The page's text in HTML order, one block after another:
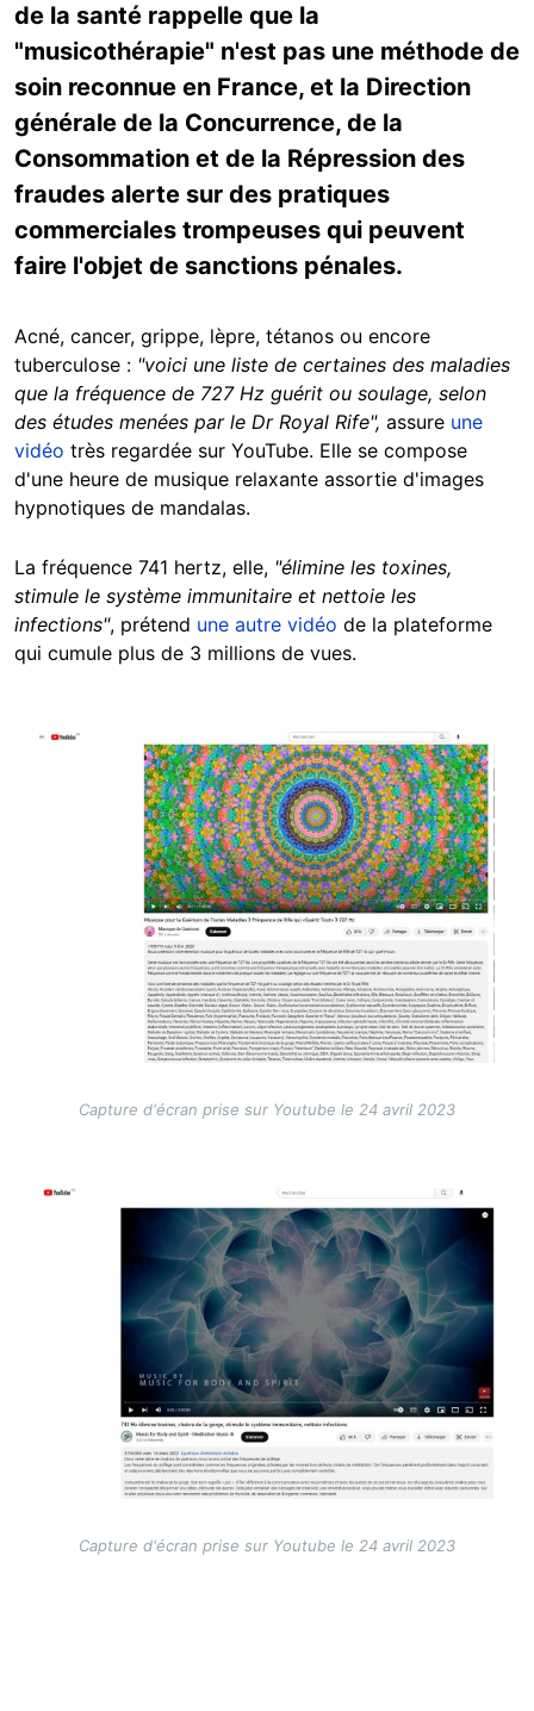
de la santé rappelle que la
"musicothérapie" n'est pas une méthode de
soin reconnue en France, et la Direction
générale de la Concurrence, de la
Consommation et de la Répression des
fraudes alerte sur des pratiques
commerciales trompeuses qui peuvent
faire l'objet de sanctions pénales.
Acné, cancer, grippe, lèpre, tétanos ou encore
tuberculose : "voici une liste de certaines des maladies
que la fréquence de 727 Hz guérit ou soulage, selon
des études menées par le Dr Royal Rife", assure une
vidéo très regardée sur YouTube. Elle se compose
d'une heure de musique relaxante assortie d'images
hypnotiques de mandalas.
La fréquence 741 hertz, elle, "élimine les toxines,
stimule le système immunitaire et nettoie les
infections", prétend une autre vidéo de la plateforme
qui cumule plus de 3 millions de vues.
Image
Capture d'écran prise sur Youtube le 24 avril 2023
Image
Capture d'écran prise sur Youtube le 24 avril 2023